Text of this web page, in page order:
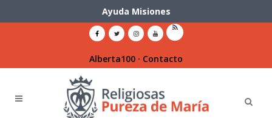
Ayuda Misiones
Alberta100 · Contacto